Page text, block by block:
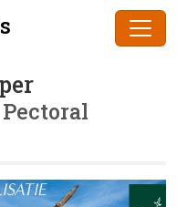
Pectoral